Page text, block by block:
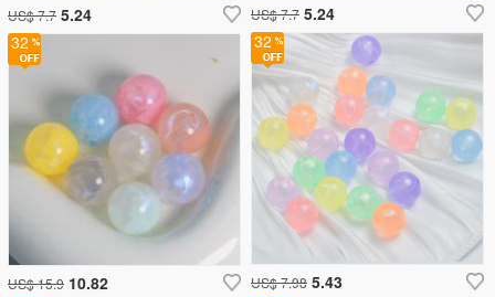
US$ 7.7 5.24
US$ 7.7 5.24
32
US$ 7.98 5.43
32
US$ 15.9 10.82